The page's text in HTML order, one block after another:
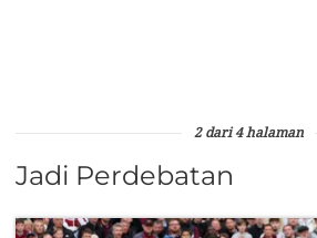
2 dari 4 halaman
Jadi Perdebatan